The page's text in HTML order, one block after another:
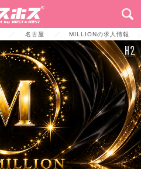
名古屋 MILLIONの求人情報
募集要項 ご応募連絡先